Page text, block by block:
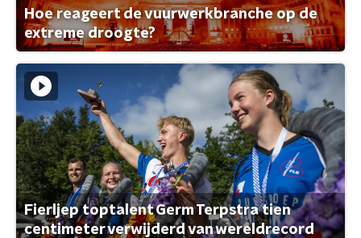
Hoe reageert de vuurwerkbranche op de
extreme droogte?
Fierljep toptalent Germ Terpstra tien
centimeter verwijderd van wereldrecord